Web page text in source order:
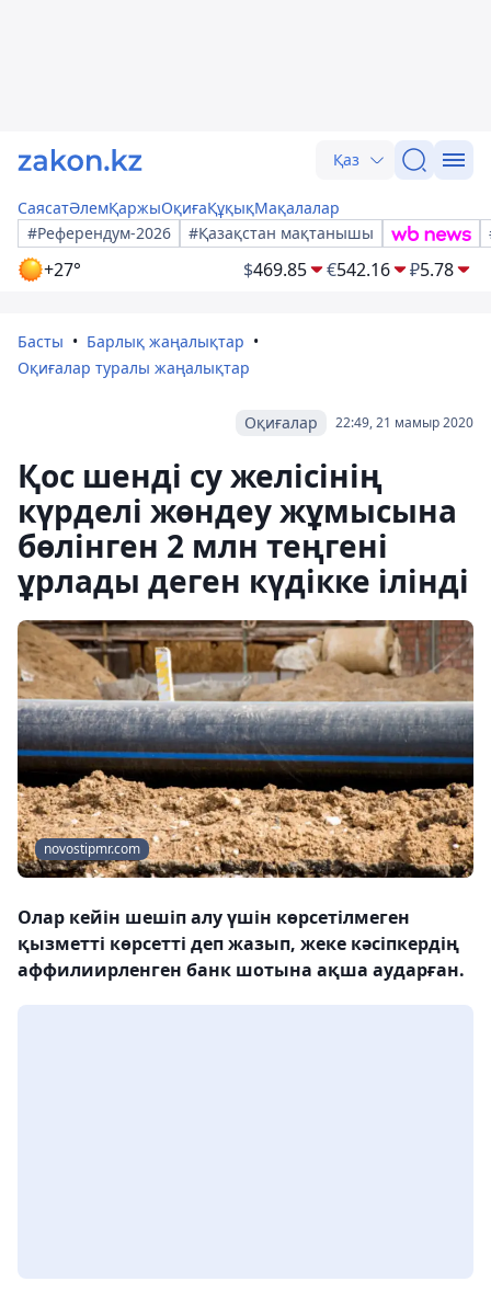
Қаз
СаясатӘлемҚаржыОқиғаҚұқықМақалалар
#Референдум-2026
#Қазақстан мақтанышы
+27° $469.85 €542.16 ₽5.78
Басты
Барлық жаңалықтар
Оқиғалар туралы жаңалықтар
22:49, 21 мамыр 2020
Оқиғалар
Қос шенді су желісінің
күрделі жөндеу жұмысына
бөлінген 2 млн теңгені
ұрлады деген күдікке ілінді
novostipmr.com
Олар кейін шешіп алу үшін көрсетілмеген
қызметті көрсетті деп жазып, жеке кәсіпкердің
аффилиирленген банк шотына ақша аударған.